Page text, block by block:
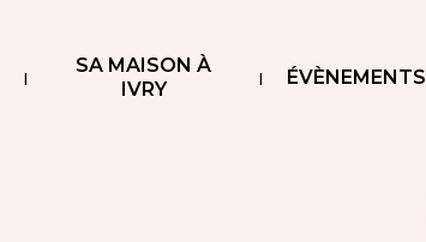
SA MAISON À
IVRY
ÉVÈNEMENTS